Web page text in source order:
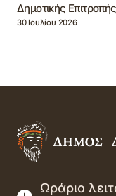
Δημοτικής Επιτροπής
30 Ιουλίου 2026
Ωράριο